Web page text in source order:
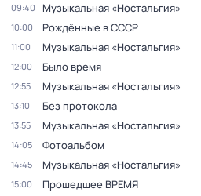
09:40 Музыкальная «Ностальгия»
10:00 Рождённые в СССР
11:00 Музыкальная «Ностальгия»
12:00 Было время
12:55 Музыкальная «Ностальгия»
13:10 Без протокола
13:55 Музыкальная «Ностальгия»
14:05 Фотоальбом
14:45 Музыкальная «Ностальгия»
15:00 Прошедшее ВРЕМЯ